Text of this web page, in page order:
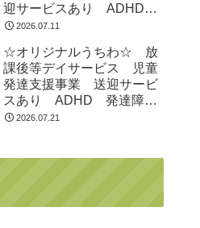
迎サービスあり ADHD
発達障害 運動療育 市川
2026.07.11
☆オリジナルうちわ☆ 放
課後等デイサービス 児童
発達支援事業 送迎サービ
スあり ADHD 発達障
害 運動療育 市川市 船
2026.07.21